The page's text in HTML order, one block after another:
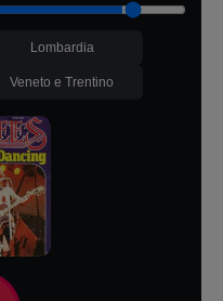
Lombardia
Veneto e Trentino